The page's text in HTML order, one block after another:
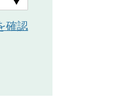
確認